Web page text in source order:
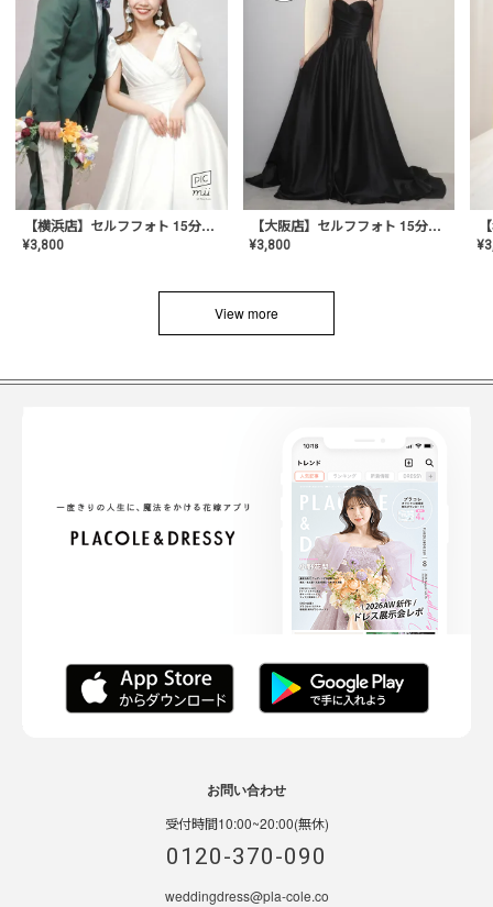
【横浜店】セルフフォト 15分撮り放題プラン
¥3,800
【大阪店】セルフフォト 15分撮り放題プラン
¥3,800 ¥
View more
お問い合わせ
受付時間10:00~20:00(無休)
0120-370-090
weddingdress@pla-cole.co